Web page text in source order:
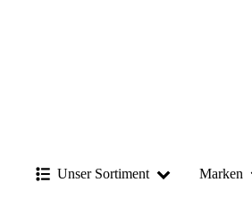
Unser Sortiment Marken